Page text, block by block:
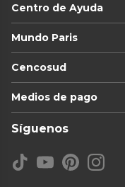
Centro de Ayuda
Mundo Paris
Cencosud
Medios de pago
Síguenos